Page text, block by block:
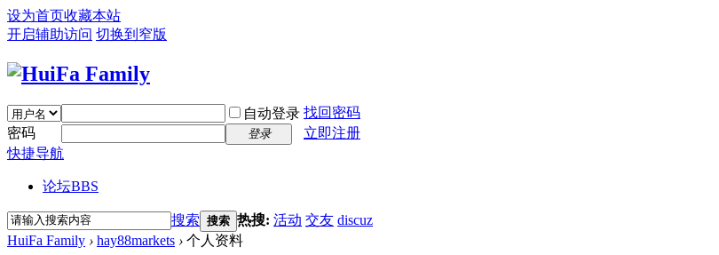
设为首页收藏本站
开启辅助访问 切换到窄版
自动登录 找回密码
密码
登录
立即注册
快捷导航
论坛BBS
搜索 搜索 热搜: 活动 交友 discuz
HuiFa Family › hay88markets › 个人资料